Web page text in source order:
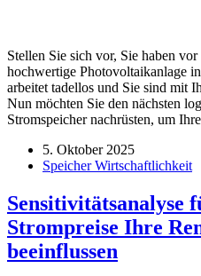
Stellen Sie sich vor, Sie haben
hochwertige Photovoltaikanlage
arbeitet tadellos und Sie sind mit
Nun möchten Sie den nächsten
Stromspeicher nachrüsten, um
5. Oktober 2025
Speicher Wirtschaftlichkeit
Sensitivitätsanalyse
Strompreise Ihre
beeinflussen